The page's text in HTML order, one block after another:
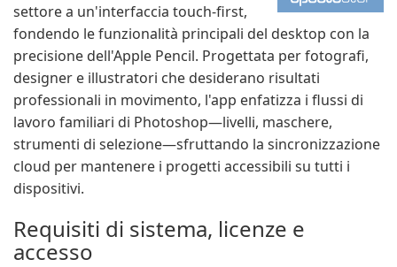
settore a un'interfaccia touch-first,
fondendo le funzionalità principali del desktop con la
precisione dell'Apple Pencil. Progettata per fotografi,
designer e illustratori che desiderano risultati
professionali in movimento, l'app enfatizza i flussi di
lavoro familiari di Photoshop—livelli, maschere,
strumenti di selezione—sfruttando la sincronizzazione
cloud per mantenere i progetti accessibili su tutti i
dispositivi.
Requisiti di sistema, licenze e
accesso